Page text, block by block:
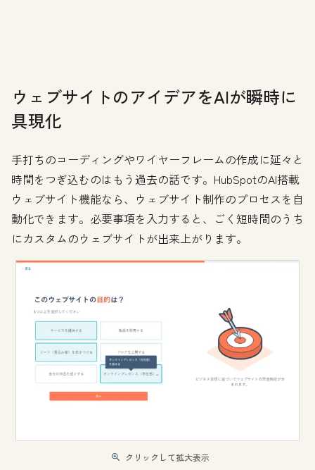
ウェブサイトのアイデアをAIが瞬時に
具現化
手打ちのコーディングやワイヤーフレームの作成に延々と
時間をつぎ込むのはもう過去の話です。HubSpotのAI搭載
ウェブサイト機能なら、ウェブサイト制作のプロセスを自
動化できます。必要事項を入力すると、ごく短時間のうち
にカスタムのウェブサイトが出来上がります。
クリックして拡大表示